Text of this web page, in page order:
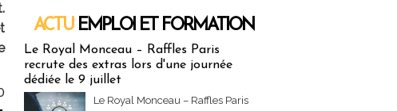
ACTU EMPLOI ET FORMATION
Le Royal Monceau – Raffles Paris
recrute des extras lors d'une journée
dédiée le 9 juillet
Le Royal Monceau – Raffles Paris